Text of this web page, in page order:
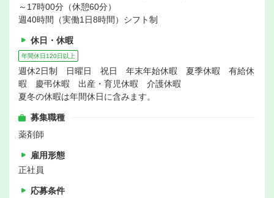
～17時00分（休憩60分）
週40時間（実働1日8時間）シフト制
休日・休暇
年間休日120日以上
週休2日制 日曜日 祝日 年末年始休暇 夏季休暇 有給休
暇 慶弔休暇 出産・育児休暇 介護休暇
夏冬の休暇は年間休日に含みます。
募集職種
薬剤師
雇用形態
正社員
応募条件